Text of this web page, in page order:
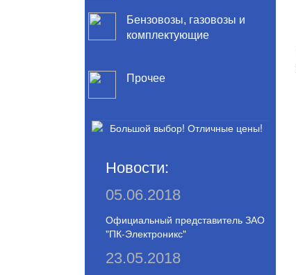
Бензовозы, газовозы и
комплектующие
Прочее
Новости:
05.06.2018
Официальный представитель ЗАО
"ПК-Электроникс"
23.05.2018